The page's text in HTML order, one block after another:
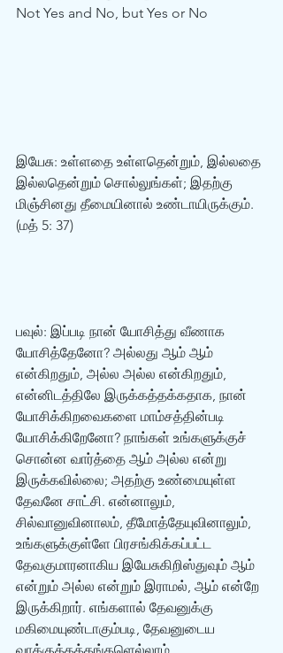
Not Yes and No, but Yes or No
இயேசு: உள்ளதை உள்ளதென்றும், இல்லதை
இல்லதென்றும் சொல்லுங்கள்; இதற்கு
மிஞ்சினது தீமையினால் உண்டாயிருக்கும்.
(மத் 5: 37)
பவுல்: இப்படி நான் யோசித்து வீணாக
யோசித்தேனோ? அல்லது ஆம் ஆம்
என்கிறதும், அல்ல அல்ல என்கிறதும்,
என்னிடத்திலே இருக்கத்தக்கதாக, நான்
யோசிக்கிறவைகளை மாம்சத்தின்படி
யோசிக்கிறேனோ? நாங்கள் உங்களுக்குச்
சொன்ன வார்த்தை ஆம் அல்ல என்று
இருக்கவில்லை; அதற்கு உண்மையுள்ள
தேவனே சாட்சி. என்னாலும்,
சில்வானுவினாலம், தீமோத்தேயுவினாலும்,
உங்களுக்குள்ளே பிரசங்கிக்கப்பட்ட
தேவகுமாரனாகிய இயேசுகிறிஸ்துவும் ஆம்
என்றும் அல்ல என்றும் இராமல், ஆம் என்றே
இருக்கிறார். எங்களால் தேவனுக்கு
மகிமையுண்டாகும்படி, தேவனுடைய